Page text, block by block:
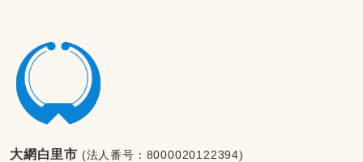
大網白里市 (法人番号：8000020122394)